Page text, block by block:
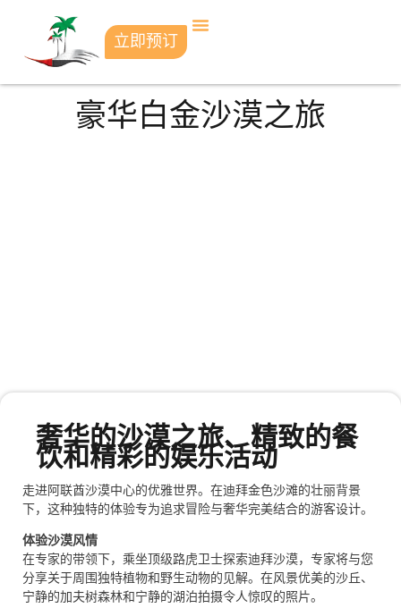
立即预订
豪华白金沙漠之旅
奢华的沙漠之旅、精致的餐
饮和精彩的娱乐活动
走进阿联酋沙漠中心的优雅世界。在迪拜金色沙滩的壮丽背景
下，这种独特的体验专为追求冒险与奢华完美结合的游客设计。
体验沙漠风情
在专家的带领下，乘坐顶级路虎卫士探索迪拜沙漠，专家将与您
分享关于周围独特植物和野生动物的见解。在风景优美的沙丘、
宁静的加夫树森林和宁静的湖泊拍摄令人惊叹的照片。